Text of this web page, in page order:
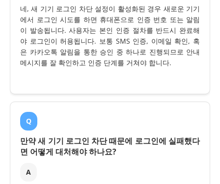
네, 새 기기 로그인 차단 설정이 활성화된 경우 새로운 기기
에서 로그인 시도를 하면 휴대폰으로 인증 번호 또는 알림
이 발송됩니다. 사용자는 본인 인증 절차를 반드시 완료해
야 로그인이 허용됩니다. 보통 SMS 인증, 이메일 확인, 혹
은 카카오톡 알림을 통한 승인 중 하나로 진행되므로 안내
메시지를 잘 확인하고 인증 단계를 거쳐야 합니다.
Q
만약 새 기기 로그인 차단 때문에 로그인에 실패했다
면 어떻게 대처해야 하나요?
A